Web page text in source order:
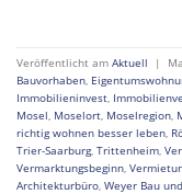
Veröffentlicht am Aktuell |
Bauvorhaben
Immobilieninvest
Mosel Moselort Moselregion
richtig wohnen besser leben
Trier-Saarburg, Trittenheim
Vermarktungsbeginn
Architekturbüro Weyer Bau